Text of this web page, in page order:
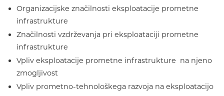
Organizacijske značilnosti eksploatacije prometne
infrastrukture
Značilnosti vzdrževanja pri eksploataciji prometne
infrastrukture
Vpliv eksploatacije prometne infrastrukture na njeno
zmogljivost
Vpliv prometno-tehnološkega razvoja na eksploatacijo